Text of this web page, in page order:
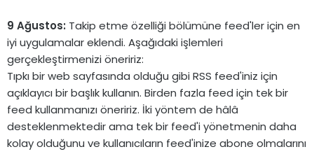
9 Ağustos: Takip etme özelliği bölümüne feed'ler için en
iyi uygulamalar eklendi. Aşağıdaki işlemleri
gerçekleştirmenizi öneririz:
Tıpkı bir web sayfasında olduğu gibi RSS feed'iniz için
açıklayıcı bir başlık kullanın. Birden fazla feed için tek bir
feed kullanmanızı öneririz. İki yöntem de hâlâ
desteklenmektedir ama tek bir feed'i yönetmenin daha
kolay olduğunu ve kullanıcıların feed'inize abone olmalarını